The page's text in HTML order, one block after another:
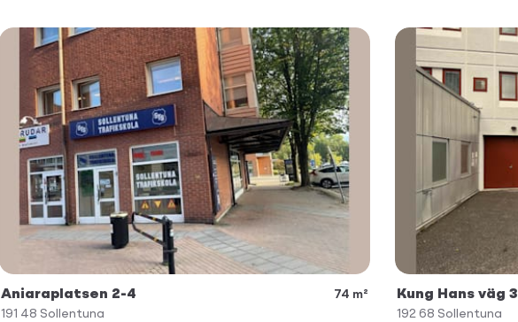
Aniaraplatsen 2-4
74 m²
191 48 Sollentuna
Kung Hans väg 3
192 68 Sollentuna